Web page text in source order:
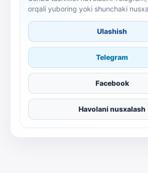
orqali yuboring yoki shunchaki
Ulashish
Telegram
Facebook
Havolani nusxalash